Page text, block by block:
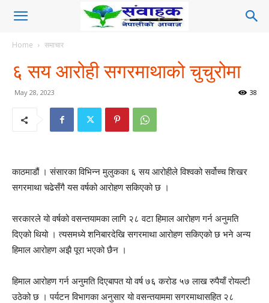
Home समाचार
६ सय आरोही सगरमाथाको चुचुरोमा
May 28, 2023 38
काठमाडौं । संसारका विभिन्न मुलुकका ६ सय आरोहीले विश्वको सर्वोच्च शिखर
सगरमाथा चढेसँगै यस वर्षको आरोहण सकिएको छ ।
सरकारले यो वर्षको वसन्तयामका लागि २८ वटा हिमाल आरोहण गर्न अनुमति
दिएको थियो । त्यसमध्ये शनिबारदेखि सगरमाथा आरोहण सकिएको छ भने अन्य
हिमाल आरोहण अझै पूरा भएको छैन ।
हिमाल आरोहण गर्न अनुमति दिएबापत यो वर्ष ७६ करोड ५७ लाख रुपैयाँ रोयल्टी
उठेको छ । पर्यटन विभागका अनुसार यो वसन्तयाममा सगरमाथासहित २८